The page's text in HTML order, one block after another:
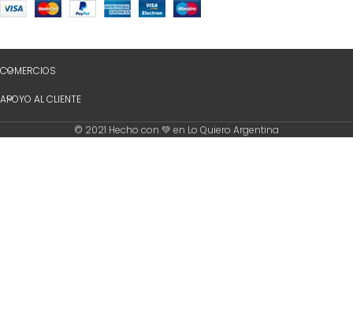
COMERCIOS
APOYO AL CLIENTE
© 2021 Hecho con 💚 en Lo Quiero Argentina